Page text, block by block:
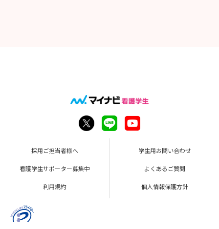
採用ご担当者様へ 学生用お問い合わせ
看護学生サポーター募集中 よくあるご質問
利用規約 個人情報保護方針